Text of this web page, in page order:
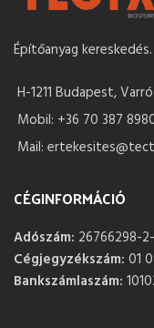
Építőanyag kereskedés.
H-1211 Budapest,
Mobil: +36 70 387
Mail:
CÉGINFORMÁCIÓ
Adószám: 26766298-
Cégjegyzékszám: 01
Bankszámlaszám: